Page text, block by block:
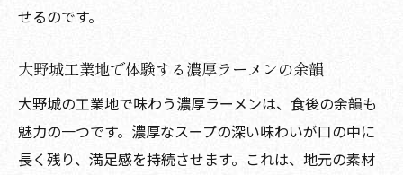
せるのです。
大野城工業地で体験する濃厚ラーメンの余韻
大野城の工業地で味わう濃厚ラーメンは、食後の余韻も
魅力の一つです。濃厚なスープの深い味わいが口の中に
長く残り、満足感を持続させます。これは、地元の素材